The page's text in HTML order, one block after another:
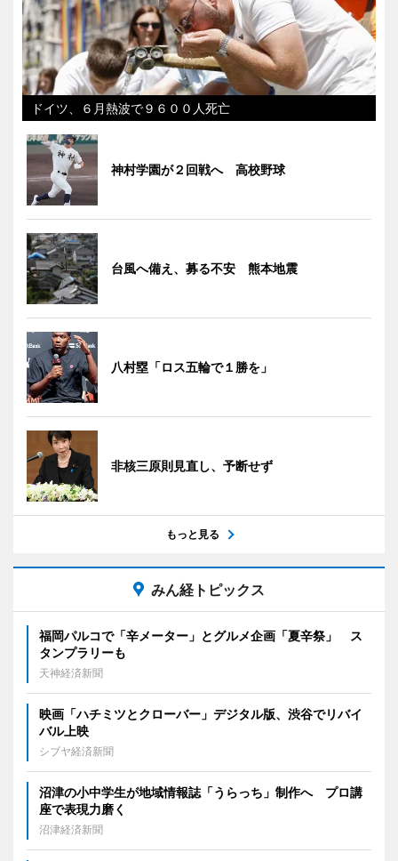
ドイツ、６月熱波で９６００人死亡
神村学園が２回戦へ 高校野球
台風へ備え、募る不安 熊本地震
八村塁「ロス五輪で１勝を」
非核三原則見直し、予断せず
もっと見る
みん経トピックス
福岡パルコで「辛メーター」とグルメ企画「夏辛祭」 ス
タンプラリーも
天神経済新聞
映画「ハチミツとクローバー」デジタル版、渋谷でリバイ
バル上映
シブヤ経済新聞
沼津の小中学生が地域情報誌「うらっち」制作へ プロ講
座で表現力磨く
沼津経済新聞